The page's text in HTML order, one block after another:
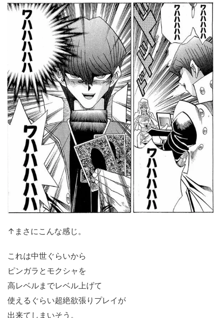
↑まさにこんな感じ。
これは中世ぐらいから
ピンガラとモクシャを
高レベルまでレベル上げて
使えるぐらい超絶欲張りプレイが
出来てしまいそう。